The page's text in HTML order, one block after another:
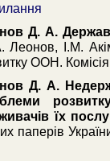
Д. А.
Леонов, І.М.
ООН.
Д. А.
їх
паперів